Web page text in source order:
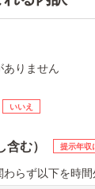
りません
いいえ
む） 提示年収
らず以下を時